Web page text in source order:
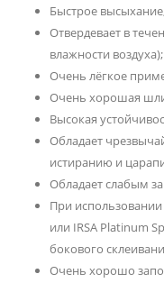
Быстрое
Отвердевает в
влажности воздуха);
Очень лёгкое
Очень хорошая
Высокая
Обладает
истиранию и
Обладает слабым
При использовании
или IRSA Platinum
бокового
Очень хорошо